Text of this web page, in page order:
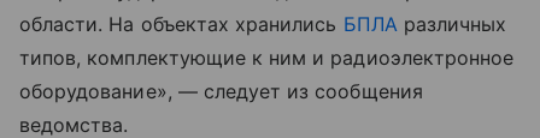
области. На объектах хранились БПЛАразличных
типов, комплектующие к ним и радиоэлектронное
оборудование», — следует из сообщения
ведомства.